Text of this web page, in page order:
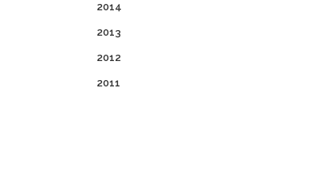
2014
2013
2012
2011